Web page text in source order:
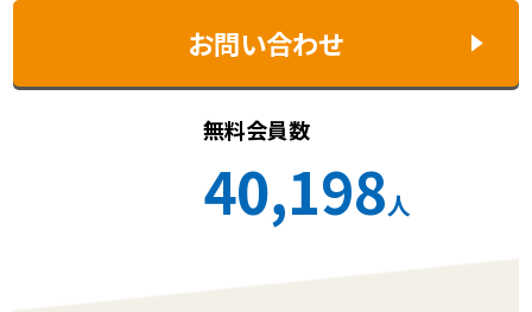
お問い合わせ
無料会員数
40,198人